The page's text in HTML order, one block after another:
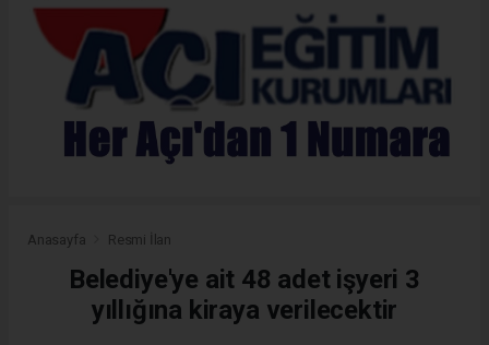
Anasayfa Resmi İlan
Belediye'ye ait 48 adet işyeri 3
yıllığına kiraya verilecektir